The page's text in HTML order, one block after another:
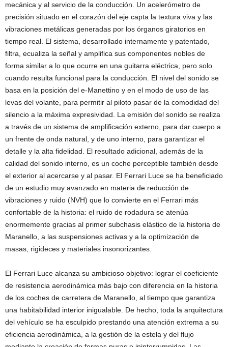
mecánica y al servicio de la conducción. Un acelerómetro de
precisión situado en el corazón del eje capta la textura viva y las
vibraciones metálicas generadas por los órganos giratorios en
tiempo real. El sistema, desarrollado internamente y patentado,
filtra, ecualiza la señal y amplifica sus componentes nobles de
forma similar a lo que ocurre en una guitarra eléctrica, pero solo
cuando resulta funcional para la conducción. El nivel del sonido se
basa en la posición del e-Manettino y en el modo de uso de las
levas del volante, para permitir al piloto pasar de la comodidad del
silencio a la máxima expresividad. La emisión del sonido se realiza
a través de un sistema de amplificación externo, para dar cuerpo a
un frente de onda natural, y de uno interno, para garantizar el
detalle y la alta fidelidad. El resultado adicional, además de la
calidad del sonido interno, es un coche perceptible también desde
el exterior al acercarse y al pasar. El Ferrari Luce se ha beneficiado
de un estudio muy avanzado en materia de reducción de
vibraciones y ruido (NVH) que lo convierte en el Ferrari más
confortable de la historia: el ruido de rodadura se atenúa
enormemente gracias al primer subchasis elástico de la historia de
Maranello, a las suspensiones activas y a la optimización de
masas, rigideces y materiales insonorizantes.
El Ferrari Luce alcanza su ambicioso objetivo: lograr el coeficiente
de resistencia aerodinámica más bajo con diferencia en la historia
de los coches de carretera de Maranello, al tiempo que garantiza
una habitabilidad interior inigualable. De hecho, toda la arquitectura
del vehículo se ha esculpido prestando una atención extrema a su
eficiencia aerodinámica, a la gestión de la estela y del flujo